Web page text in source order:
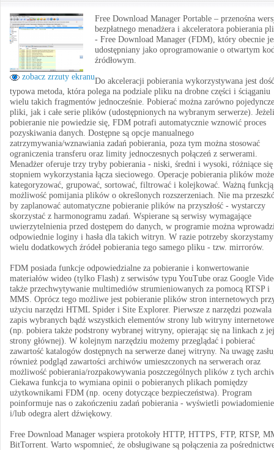
zobacz zrzuty ekranu
Free Download Manager Portable – przenośna
bezpłatnego menadżera i akceleratora pobierania
- Free Download Manager (FDM), który obecnie
udostępniany jako oprogramowanie o otwartym
źródłowym.
Do akceleracji pobierania wykorzystywana jest dość
typowa metoda, która polega na podziale pliku na drobne części i ściąganiu
wielu takich fragmentów jednocześnie. Pobierać można zarówno pojedyncze
pliki, jak i całe serie plików (udostępnionych na wybranym serwerze). Jeżeli
pobieranie nie powiedzie się, FDM potrafi automatycznie wznowić proces
pozyskiwania danych. Dostępne są opcje manualnego
zatrzymywania/wznawiania zadań pobierania, poza tym można stosować
ograniczenia transferu oraz limity jednoczesnych połączeń z serwerami.
Menadżer oferuje trzy tryby pobierania - niski, średni i wysoki, różniące się
stopniem wykorzystania łącza sieciowego. Operacje pobierania plików
kategoryzować, grupować, sortować, filtrować i kolejkować. Ważną
możliwość pomijania plików o określonych rozszerzeniach. Nie ma
by zaplanować automatyczne pobieranie plików na przyszłość - wystarczy
skorzystać z harmonogramu zadań. Wspierane są serwisy wymagające
uwierzytelnienia przed dostępem do danych, w programie można
odpowiednie loginy i hasła dla takich witryn. W razie potrzeby
wielu dodatkowych źródeł pobierania tego samego pliku - tzw. mirrorów.
FDM posiada funkcje odpowiedzialne za pobieranie i konwertowanie
materiałów wideo (tylko Flash) z serwisów typu YouTube oraz Google
także przechwytywanie multimediów strumieniowanych za pomocą RTSP i
MMS. Oprócz tego możliwe jest pobieranie plików stron internetowych
użyciu narzędzi HTML Spider i Site Explorer. Pierwsze z narzędzi pozwala
zapis wybranych bądź wszystkich elementów strony lub witryny
(np. pobiera także podstrony wybranej witryny, opierając się na linkach z jej
strony głównej). W kolejnym narzędziu możemy przeglądać i pobierać
zawartość katalogów dostępnych na serwerze danej witryny. Na uwagę
również podgląd zawartości archiwów umieszczonych na serwerach oraz
możliwość pobierania/rozpakowywania poszczególnych plików z tych
Ciekawa funkcja to wymiana opinii o pobieranych plikach pomiędzy
użytkownikami FDM (np. oceny dotyczące bezpieczeństwa). Program
poinformuje nas o zakończeniu zadań pobierania - wyświetli powiadomienie
i/lub odegra alert dźwiękowy.
Free Download Manager wspiera protokoły HTTP, HTTPS, FTP, RTSP,
BitTorrent. Warto wspomnieć, że obsługiwane są połączenia za